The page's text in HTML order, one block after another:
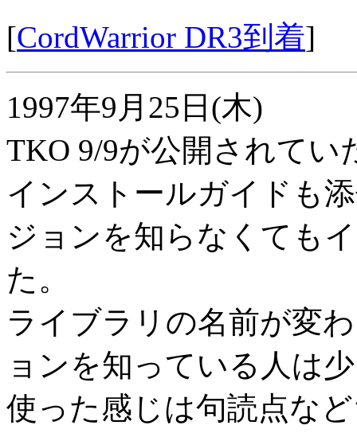
[CordWarrior DR3到着]
1997年9月25日(木)
TKO 9/9が公開されて
インストールガイドも
ジョンを知らなくても
た。
ライブラリの名前が変
ョンを知っている人は
使った感じは句読点な